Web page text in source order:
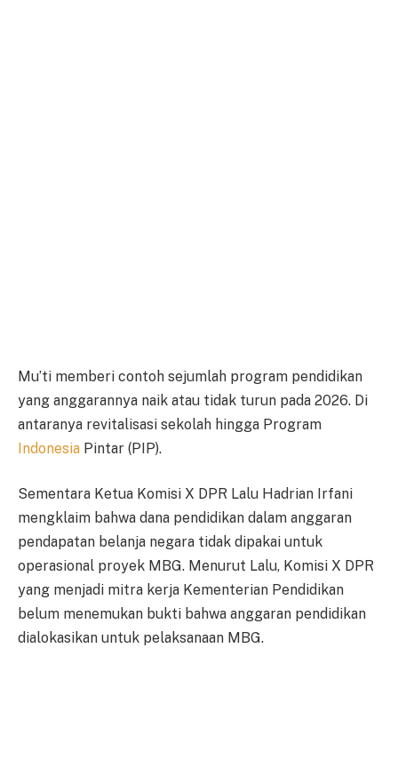
Mu’ti memberi contoh sejumlah program pendidikan
yang anggarannya naik atau tidak turun pada 2026. Di
antaranya revitalisasi sekolah hingga Program
Indonesia Pintar (PIP).
Sementara Ketua Komisi X DPR Lalu Hadrian Irfani
mengklaim bahwa dana pendidikan dalam anggaran
pendapatan belanja negara tidak dipakai untuk
operasional proyek MBG. Menurut Lalu, Komisi X DPR
yang menjadi mitra kerja Kementerian Pendidikan
belum menemukan bukti bahwa anggaran pendidikan
dialokasikan untuk pelaksanaan MBG.